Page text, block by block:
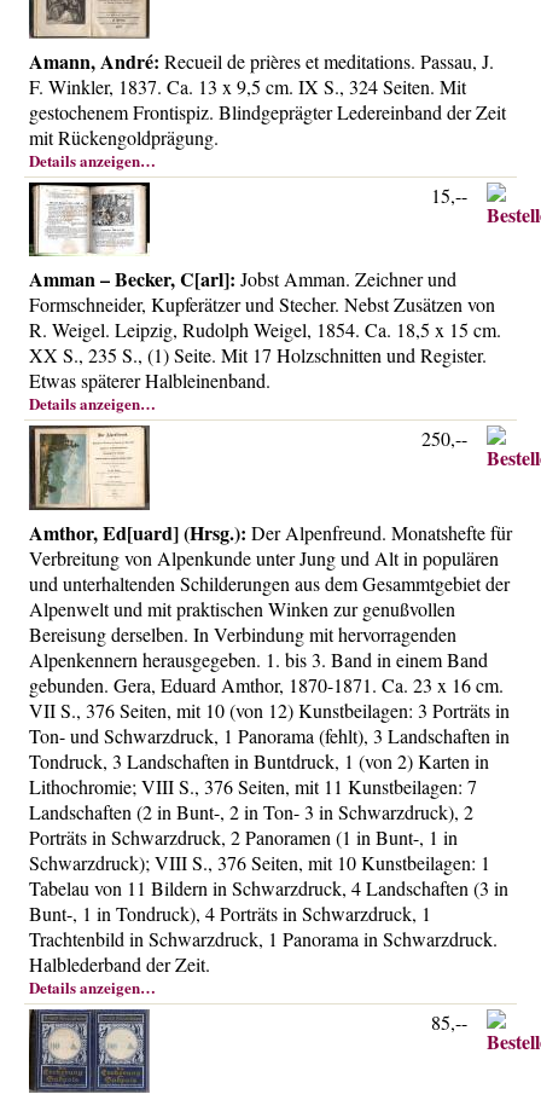
Kontakt
Impressum
Versandkosten
AGB
Widerrufsrecht
Datenschutz
Amann, André: Recueil de prières et meditations. Passau, J.
F. Winkler, 1837. Ca. 13 x 9,5 cm. IX S., 324 Seiten. Mit
gestochenem Frontispiz. Blindgeprägter Ledereinband der Zeit
mit Rückengoldprägung.
Details anzeigen…
Amman – Becker, C[arl]: Jobst Amman. Zeichner und
Formschneider, Kupferätzer und Stecher. Nebst Zusätzen von
R. Weigel. Leipzig, Rudolph Weigel, 1854. Ca. 18,5 x 15 cm.
XX S., 235 S., (1) Seite. Mit 17 Holzschnitten und Register.
Etwas späterer Halbleinenband.
Details anzeigen…
15,--
Amthor, Ed[uard] (Hrsg.): Der Alpenfreund. Monatshefte für
Verbreitung von Alpenkunde unter Jung und Alt in populären
und unterhaltenden Schilderungen aus dem Gesammtgebiet der
Alpenwelt und mit praktischen Winken zur genußvollen
Bereisung derselben. In Verbindung mit hervorragenden
Alpenkennern herausgegeben. 1. bis 3. Band in einem Band
gebunden. Gera, Eduard Amthor, 1870-1871. Ca. 23 x 16 cm.
VII S., 376 Seiten, mit 10 (von 12) Kunstbeilagen: 3 Porträts in
Ton- und Schwarzdruck, 1 Panorama (fehlt), 3 Landschaften in
Tondruck, 3 Landschaften in Buntdruck, 1 (von 2) Karten in
Lithochromie; VIII S., 376 Seiten, mit 11 Kunstbeilagen: 7
Landschaften (2 in Bunt-, 2 in Ton- 3 in Schwarzdruck), 2
Porträts in Schwarzdruck, 2 Panoramen (1 in Bunt-, 1 in
Schwarzdruck); VIII S., 376 Seiten, mit 10 Kunstbeilagen: 1
Tabelau von 11 Bildern in Schwarzdruck, 4 Landschaften (3 in
Bunt-, 1 in Tondruck), 4 Porträts in Schwarzdruck, 1
Trachtenbild in Schwarzdruck, 1 Panorama in Schwarzdruck.
Halblederband der Zeit.
Details anzeigen…
250,--
85,--